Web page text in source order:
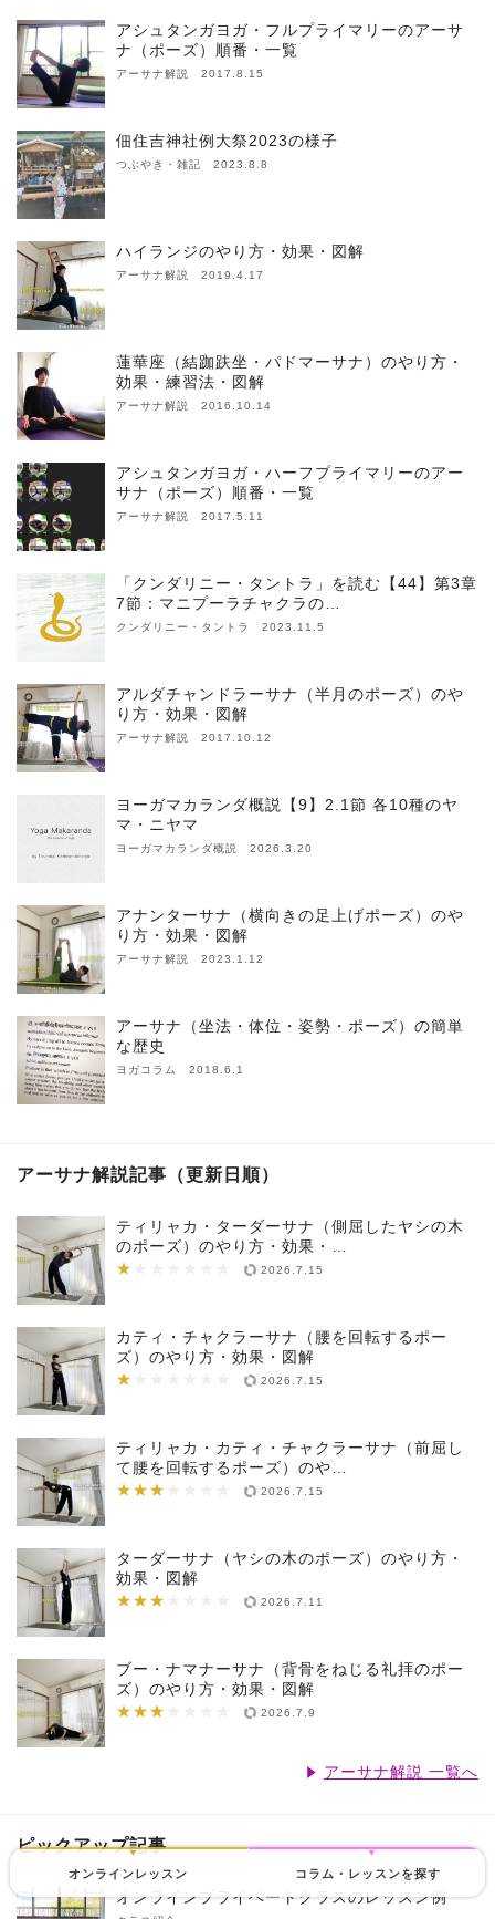
オンラインレッスン コラム・レッスンを探す
アシュタンガヨガ・フルプライマリーのアーサ
ナ（ポーズ）順番・一覧
アーサナ解説 2017.8.15
佃住吉神社例大祭2023の様子
つぶやき・雑記 2023.8.8
ハイランジのやり方・効果・図解
アーサナ解説 2019.4.17
蓮華座（結跏趺坐・パドマーサナ）のやり方・
効果・練習法・図解
アーサナ解説 2016.10.14
アシュタンガヨガ・ハーフプライマリーのアー
サナ（ポーズ）順番・一覧
アーサナ解説 2017.5.11
「クンダリニー・タントラ」を読む【44】第3章
7節：マニプーラチャクラの…
クンダリニー・タントラ 2023.11.5
アルダチャンドラーサナ（半月のポーズ）のや
り方・効果・図解
アーサナ解説 2017.10.12
ヨーガマカランダ概説【9】2.1節 各10種のヤ
マ・ニヤマ
ヨーガマカランダ概説 2026.3.20
アナンターサナ（横向きの足上げポーズ）のや
り方・効果・図解
アーサナ解説 2023.1.12
アーサナ（坐法・体位・姿勢・ポーズ）の簡単
な歴史
ヨガコラム 2018.6.1
アーサナ解説記事（更新日順）
ティリャカ・ターダーサナ（側屈したヤシの木
のポーズ）のやり方・効果・…
★
★★★★★★★ 2026.7.15
カティ・チャクラーサナ（腰を回転するポー
ズ）のやり方・効果・図解
★
★★★★★★★ 2026.7.15
ティリャカ・カティ・チャクラーサナ（前屈し
て腰を回転するポーズ）のや…
★★★
★★★★★★★ 2026.7.15
ターダーサナ（ヤシの木のポーズ）のやり方・
効果・図解
★★★
★★★★★★★ 2026.7.11
ブー・ナマナーサナ（背骨をねじる礼拝のポー
ズ）のやり方・効果・図解
★★★
★★★★★★★ 2026.7.9
アーサナ解説 一覧へ
ピックアップ記事
オンラインプライベートクラスのレッスン例